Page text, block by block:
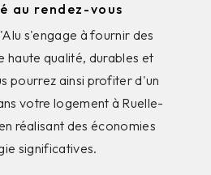
au rendez-vous
s'engage à fournir des
haute qualité, durables et
pourrez ainsi profiter d'un
votre logement à Ruelle-
réalisant des économies
significatives.